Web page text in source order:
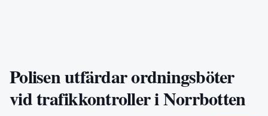
Polisen utfärdar ordningsböter
vid trafikkontroller i Norrbotten